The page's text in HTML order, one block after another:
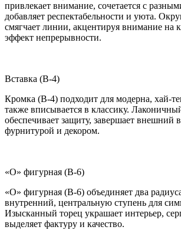
привлекает внимание, сочетается с
добавляет респектабельности и уюта.
смягчает линии, акцентируя внимание на
эффект непрерывности.
Вставка (B-4)
Кромка (B-4) подходит для модерна, хай-
также вписывается в классику.
обеспечивает защиту, завершает внешний
фурнитурой и декором.
«О» фигурная (B-6)
«О» фигурная (B-6) объединяет два
внутренний, центральную ступень для
Изысканный торец украшает интерьер,
выделяет фактуру и качество.